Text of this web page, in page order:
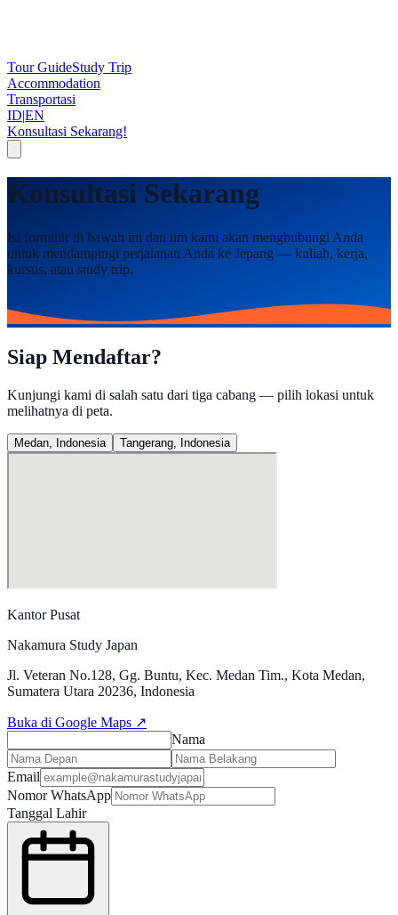
Tour GuideStudy Trip
Accommodation
Transportasi
ID|EN
Konsultasi Sekarang!
Konsultasi Sekarang
Isi formulir di bawah ini dan tim kami akan menghubungi Anda
untuk mendampingi perjalanan Anda ke Jepang — kuliah, kerja,
kursus, atau study trip.
Siap Mendaftar?
Kunjungi kami di salah satu dari tiga cabang — pilih lokasi untuk
melihatnya di peta.
Medan, Indonesia Tangerang, Indonesia
Kantor Pusat
Nakamura Study Japan
Jl. Veteran No.128, Gg. Buntu, Kec. Medan Tim., Kota Medan,
Sumatera Utara 20236, Indonesia
Buka di Google Maps ↗
Nama
Email
Nomor WhatsApp
Tanggal Lahir